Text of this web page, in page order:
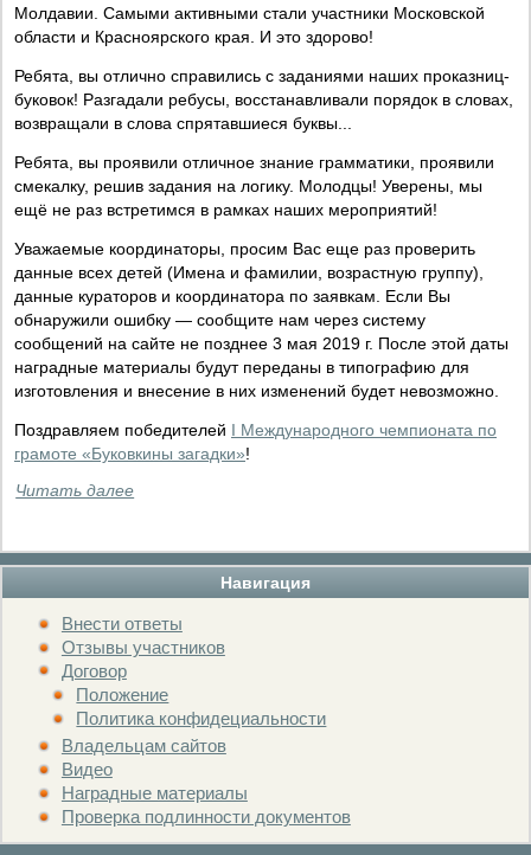
Навигация
Внести ответы
Отзывы участников
Договор
Положение
Политика конфидециальности
Владельцам сайтов
Видео
Наградные материалы
Проверка подлинности документов
Молдавии. Самыми активными стали участники Московской
области и Красноярского края. И это здорово!
Ребята, вы отлично справились с заданиями наших проказниц-
буковок! Разгадали ребусы, восстанавливали порядок в словах,
возвращали в слова спрятавшиеся буквы...
Ребята, вы проявили отличное знание грамматики, проявили
смекалку, решив задания на логику. Молодцы! Уверены, мы
ещё не раз встретимся в рамках наших мероприятий!
Уважаемые координаторы, просим Вас еще раз проверить
данные всех детей (Имена и фамилии, возрастную группу),
данные кураторов и координатора по заявкам. Если Вы
обнаружили ошибку — сообщите нам через систему
сообщений на сайте не позднее 3 мая 2019 г. После этой даты
наградные материалы будут переданы в типографию для
изготовления и внесение в них изменений будет невозможно.
Поздравляем победителей I Международного чемпионата по
грамоте «Буковкины загадки»!
Читать далее